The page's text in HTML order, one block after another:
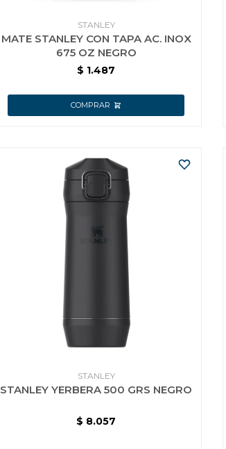
STANLEY
MATE STANLEY CON TAPA AC. INOX
675 OZ NEGRO
$ 1.487
STANLEY
STANLEY YERBERA 500 GRS NEGRO
$ 8.057